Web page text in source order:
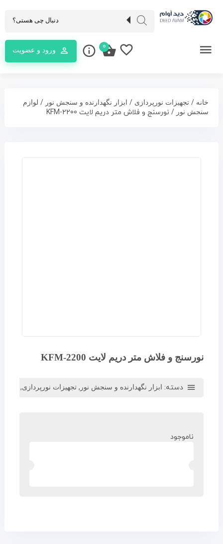
ورود و عضویت 0
خانه / تجهیزات نورپردازی / ابزار نگهدارنده و سنجش نور / لوازم
سنجش نور / نورسنج و فلاش متر دریم لایت KFM-2200
نورسنج و فلاش متر دریم لایت KFM-2200
دسته: ابزار نگهدارنده و سنجش نور , تجهیزات نورپردازی,
ناموجود